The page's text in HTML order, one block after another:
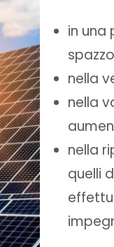
in una
nella
nella
nella
quelli